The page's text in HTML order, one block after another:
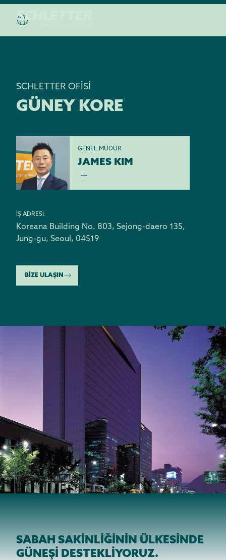
SCHLETTER OFİSİ
GÜNEY KORE
GENEL MÜDÜR
JAMES KIM
İŞ ADRESI:
Koreana Building No. 803, Sejong-daero 135,
Jung-gu, Seoul, 04519
BİZE ULAŞIN
SABAH SAKİNLİĞİNİN ÜLKESİNDE
GÜNEŞİ DESTEKLİYORUZ.